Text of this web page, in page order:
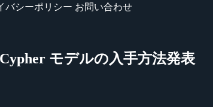
バシーポリシー お問い合わせ
モデルの入手方法発表